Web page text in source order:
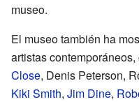
museo.
El museo también ha
artistas
Close, Denis Peterson,
Kiki Smith, Jim Dine,